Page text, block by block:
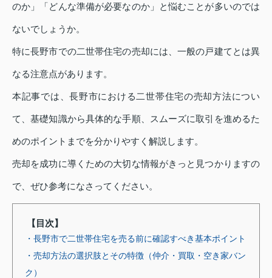
のか」「どんな準備が必要なのか」と悩むことが多いのでは
ないでしょうか。
特に長野市での二世帯住宅の売却には、一般の戸建てとは異
なる注意点があります。
本記事では、長野市における二世帯住宅の売却方法につい
て、基礎知識から具体的な手順、スムーズに取引を進めるた
めのポイントまでを分かりやすく解説します。
売却を成功に導くための大切な情報がきっと見つかりますの
で、ぜひ参考になさってください。
【目次】
・長野市で二世帯住宅を売る前に確認すべき基本ポイント
・売却方法の選択肢とその特徴（仲介・買取・空き家バン
ク）